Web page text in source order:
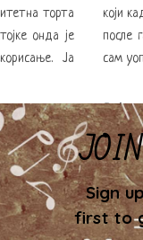
торта
онда је
Ја
који
после
сам
By
Sign
first to